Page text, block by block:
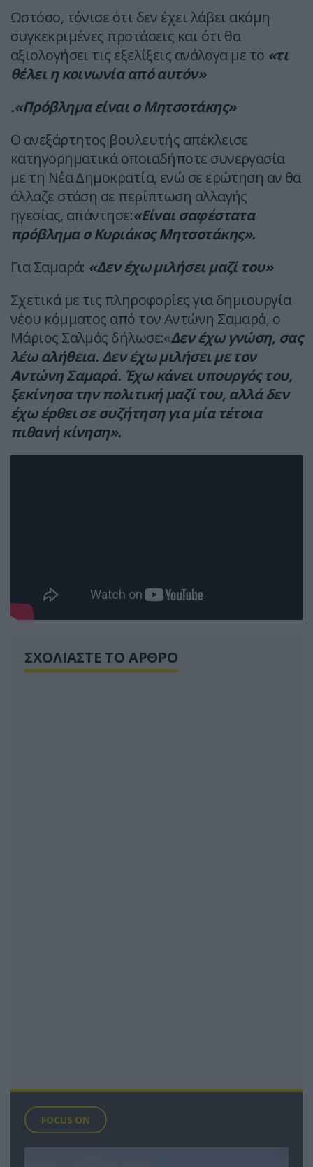
Ωστόσο, τόνισε ότι δεν έχει λάβει ακόμη
συγκεκριμένες προτάσεις και ότι θα
αξιολογήσει τις εξελίξεις ανάλογα με το «τι
θέλει η κοινωνία από αυτόν»
.«Πρόβλημα είναι ο Μητσοτάκης»
Ο ανεξάρτητος βουλευτής απέκλεισε
κατηγορηματικά οποιαδήποτε συνεργασία
με τη Νέα Δημοκρατία, ενώ σε ερώτηση αν θα
άλλαζε στάση σε περίπτωση αλλαγής
ηγεσίας, απάντησε:«Είναι σαφέστατα
πρόβλημα ο Κυριάκος Μητσοτάκης».
Για Σαμαρά: «Δεν έχω μιλήσει μαζί του»
Σχετικά με τις πληροφορίες για δημιουργία
νέου κόμματος από τον Αντώνη Σαμαρά, ο
Μάριος Σαλμάς δήλωσε:«Δεν έχω γνώση, σας
λέω αλήθεια. Δεν έχω μιλήσει με τον
Αντώνη Σαμαρά. Έχω κάνει υπουργός του,
ξεκίνησα την πολιτική μαζί του, αλλά δεν
έχω έρθει σε συζήτηση για μία τέτοια
πιθανή κίνηση».
ΣΧΟΛΙΑΣΤΕ ΤΟ ΑΡΘΡΟ
FOCUS ON